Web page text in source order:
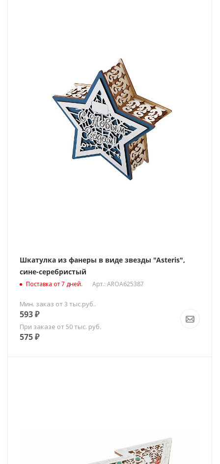
Шкатулка из фанеры в виде звезды "Asteris",
сине-серебристый
Поставка от 7 дней. Арт.: AROA625387
Мин. заказ от 3 тыс.руб..
593₽
При заказе от 50 тыс. руб.
575₽